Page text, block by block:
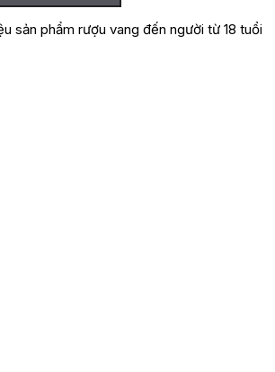
sản phẩm rượu vang đến người từ 18 tuổi